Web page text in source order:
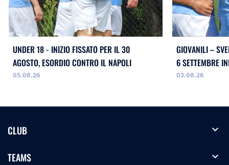
UNDER 18 - INIZIO FISSATO PER IL 30
AGOSTO, ESORDIO CONTRO IL NAPOLI
05.08.26
GIOVANILI –
03.08.26
CLUB expand_more
TEAMS expand_more